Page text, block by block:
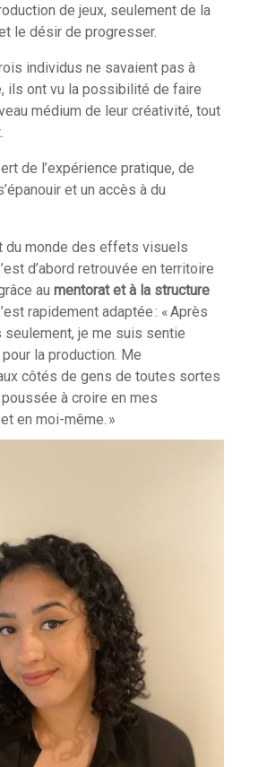
de jeux, seulement de la
le désir de progresser.
individus ne savaient pas à
ils ont vu la possibilité de faire
médium de leur créativité, tout
de l’expérience pratique, de
et un accès à du
du monde des effets visuels
d’abord retrouvée en territoire
au mentorat et à la structure
rapidement adaptée : « Après
je me suis sentie
la production. Me
côtés de gens de toutes sortes
poussée à croire en mes
en moi-même. »